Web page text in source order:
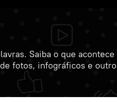
Saiba o que
fotos, infográficos e